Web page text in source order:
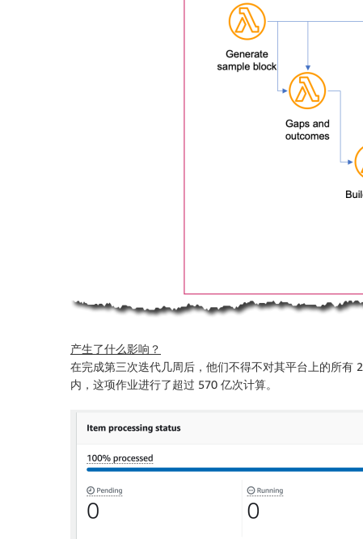
产生了什么影响？
在完成第三次迭代几周后，他们不得不对其平台上的所有
内，这项作业进行了超过 570 亿次计算。